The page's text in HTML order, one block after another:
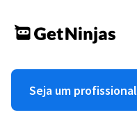
Seja um profissional